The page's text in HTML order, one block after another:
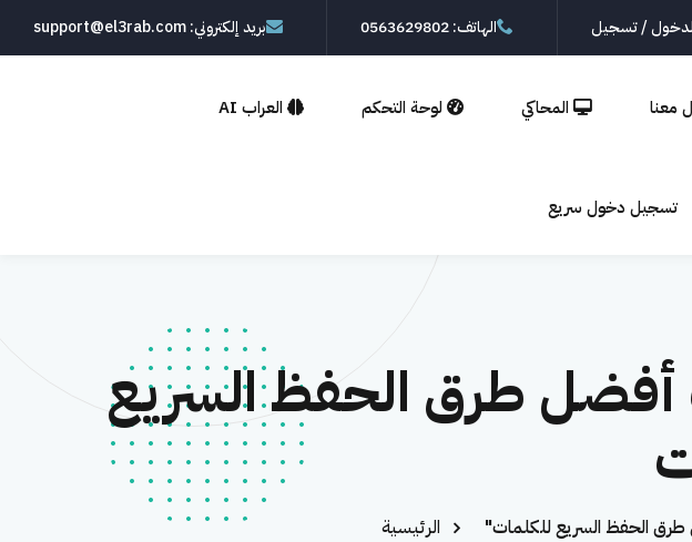
/ تسجيل الهاتف: 0563629802 بريد إلكتروني: support@el3rab.com
معنا المحاكي لوحة التحكم العراب AI
تسجيل دخول سريع
أفضل طرق الحفظ السريع
الرئيسية طرق الحفظ السريع للكلمات"
حساب